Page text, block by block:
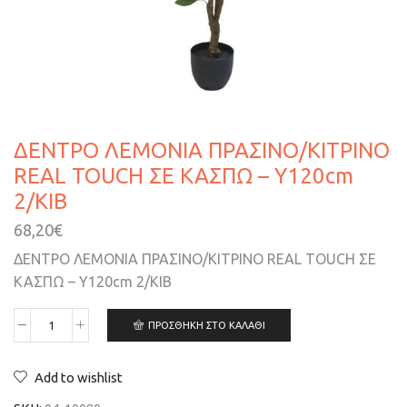
ΔΕΝΤΡΟ ΛΕΜΟΝΙΑ ΠΡΑΣΙΝΟ/ΚΙΤΡΙΝΟ
REAL TOUCH ΣΕ ΚΑΣΠΩ – Y120cm
2/KIB
68,20€
ΔΕΝΤΡΟ ΛΕΜΟΝΙΑ ΠΡΑΣΙΝΟ/ΚΙΤΡΙΝΟ REAL TOUCH ΣΕ
ΚΑΣΠΩ – Y120cm 2/KIB
ΠΡΟΣΘΉΚΗ ΣΤΟ ΚΑΛΆΘΙ
Add to wishlist